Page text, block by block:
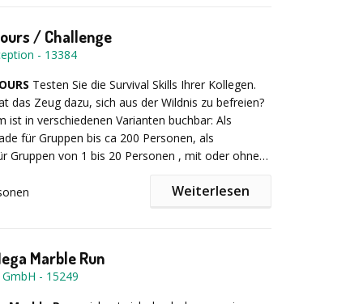
/ Challenge
- 13384
Testen Sie die Survival Skills Ihrer Kollegen.
das Zeug dazu, sich aus der Wildnis zu befreien?
ist in verschiedenen Varianten buchbar: Als
für Gruppen bis ca 200 Personen, als
Gruppen von 1 bis 20 Personen , mit oder ohne
Teilen Sie uns einfach Ihre Wünsche mit.
auf einen spannenden Outdoor Parcours, der den
Fähigkeiten abverlangt. Welches
Punkte bei der Jagd mit der Zwille? Kann die
Weiterlesen
Marble Run
- 15249